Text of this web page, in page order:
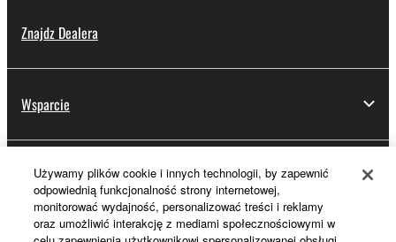
Znajdz Dealera
Wsparcie
Rejestracja Yamaha Music ID
Używamy plików cookie i innych technologii, by zapewnić
odpowiednią funkcjonalność strony internetowej,
monitorować wydajność, personalizować treści i reklamy
oraz umożliwić interakcję z mediami społecznościowymi w